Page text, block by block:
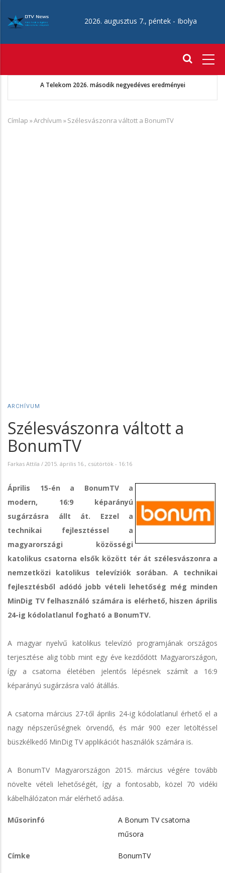
tartalomra
2026. augusztus 7., péntek - Ibolya
A Telekom 2026. második negyedéves eredményei
Morzsa
Címlap »Archívum »Szélesvászonra váltott a BonumTV
ARCHÍVUM
Szélesvászonra váltott a
BonumTV
Farkas Attila / 2015. április 16., csütörtök - 16:16
Április 15-én a BonumTV a
modern, 16:9 képarányú
sugárzásra állt át. Ezzel a
technikai fejlesztéssel a
magyarországi közösségi
katolikus csatorna elsők között tér át szélesvászonra a
nemzetközi katolikus televíziók sorában. A technikai
fejlesztésből adódó jobb vételi lehetőség még minden
MinDig TV felhasználó számára is elérhető, hiszen április
24-ig kódolatlanul fogható a BonumTV.
A magyar nyelvű katolikus televízió programjának országos
terjesztése alig több mint egy éve kezdődött Magyarországon,
így a csatorna életében jelentős lépésnek számít a 16:9
képarányú sugárzásra való átállás.
A csatorna március 27-től április 24-ig kódolatlanul érhető el a
nagy népszerűségnek örvendő, és már 900 ezer letöltéssel
büszkélkedő MinDig TV applikációt használók számára is.
A BonumTV Magyarországon 2015. március végére tovább
növelte vételi lehetőségét, így a fontosabb, közel 70 vidéki
kábelhálózaton már elérhető adása.
Műsorinfó
A Bonum TV csatorna
műsora
Címke BonumTV